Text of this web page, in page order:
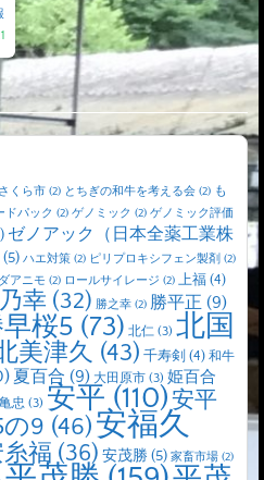
さくら市 (2) とちぎの和牛を考える会 (2) も
ドパック (2) ゲノミック (2) ゲノミック評価
ゼノアック（日本全薬工業株
(5) ハエ対策 (2) ピリプロキシフェン製剤 (2)
アニモ (2) ロールサイレージ (2) 上福 (4)
幸 (32) 勝之幸 (2) 勝平正 (9)
桜5 (73) 北仁 (3) 北国
美津久 (43) 千寿剣 (4) 和牛
夏百合 (9) 大田原市 (3) 姫百合
忠 (3) 安平(110)安平
の9 (46)安福久
福 (36) 安茂勝 (5) 家畜市場 (2)